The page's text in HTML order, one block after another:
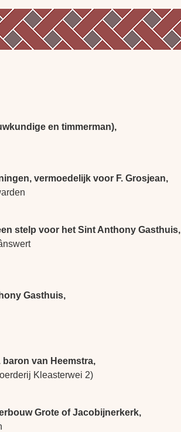
en timmerman),
vermoedelijk voor F. Grosjean,
stelp voor het Sint Anthony Gasthuis,
Gasthuis,
van Heemstra,
Kleasterwei 2)
Grote of Jacobijnerkerk,